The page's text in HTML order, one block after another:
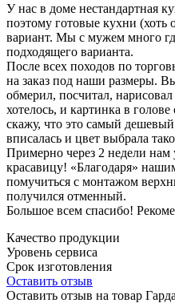
У нас в доме нестандартная
поэтому готовые кухни
вариант. Мы с мужем много
подходящего варианта.
После всех походов по
на заказ под наши размеры.
обмерил, посчитал,
хотелось, и картинка в
скажу, что это самый
вписалась и цвет выбрала
Примерно через 2 недели
красавицу! «Благодаря»
помучиться с монтажом
получился отменный.
Большое всем спасибо!
Качество продукции
Уровень сервиса
Срок изготовления
Оставить отзыв
Оставить отзыв на товар Гарда